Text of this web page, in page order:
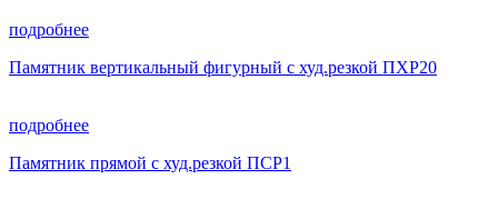
подробнее
Памятник вертикальный фигурный с худ.резкой ПХР20
подробнее
Памятник прямой с худ.резкой ПСР1